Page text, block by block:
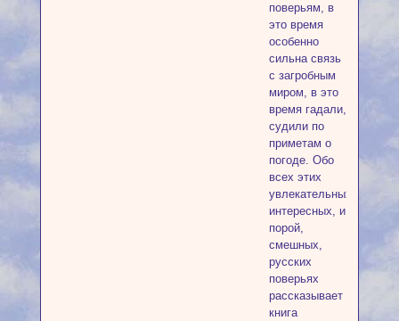
поверьям, в
это время
особенно
сильна связь
с загробным
миром, в это
время гадали,
судили по
приметам о
погоде. Обо
всех этих
увлекательных,
интересных, и
порой,
смешных,
русских
поверьях
рассказывает
книга